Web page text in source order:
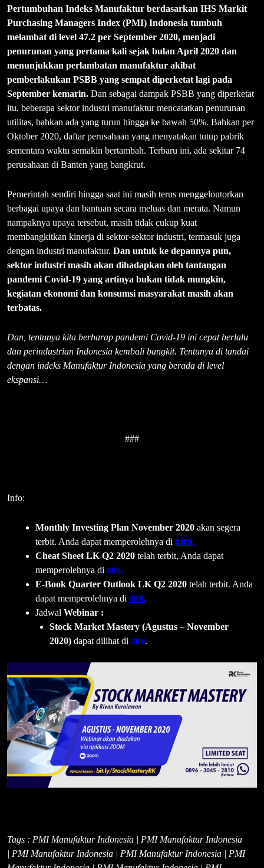
Pertumbuhan Indeks Manufaktur berdasarkan IHS Markit
Purchasing Managers Index (PMI) Indonesia tumbuh
melambat di level 47.2 per September 2020, menjadi
penurunan yang pertama kali sejak bulan April 2020 dan
menunjukkan perlambatan manufaktur akibat
pemberlakukan PSBB yang sempat diperketat lagi pada
September kemarin. Dan sebagai dampak PSBB yang diperketat
itu, beberapa sektor industri manufaktur mencatatkan penurunan
utilitas, bahkan ada yang turun hingga ke bawah 50%. Bahkan per
Oktober 2020, daftar perusahaan yang menyatakan tutup pabrik
sementara waktu semakin bertambah. Terbaru ini, ada sekitar 74
perusahaan di Banten yang bangkrut.
Pemerintah sendiri hingga saat ini masih terus menggelontorkan
berbagai upaya dan bantuan secara meluas dan merata. Namun
nampaknya upaya tersebut, masih tidak cukup kuat
membangkitkan kinerja di sektor-sektor industri, termasuk juga
dengan industri manufaktur. Dan untuk ke depannya pun,
sektor industri masih akan dihadapkan oleh tantangan
pandemi Covid-19 yang artinya bukan tidak mungkin,
kegiatan ekonomi dan konsumsi masyarakat masih akan
terbatas.
Dan, tentunya kita berharap pandemi Covid-19 ini cepat berlalu
dan perindustrian Indonesia kembali bangkit. Tentunya di tandai
dengan indeks Manufaktur Indonesia yang berada di level
ekspansi…
###
Info:
Monthly Investing Plan November 2020 akan segera
terbit. Anda dapat memperolehnya di sini.
Cheat Sheet LK Q2 2020 telah terbit, Anda dapat
memperolehnya di sini.
E-Book Quarter Outlook LK Q2 2020 telah terbit. Anda
dapat memperolehnya di sini.
Jadwal Webinar :
Stock Market Mastery (Agustus – November
2020) dapat dilihat di sini.
Tags : PMI Manufaktur Indonesia | PMI Manufaktur Indonesia
| PMI Manufaktur Indonesia | PMI Manufaktur Indonesia | PMI